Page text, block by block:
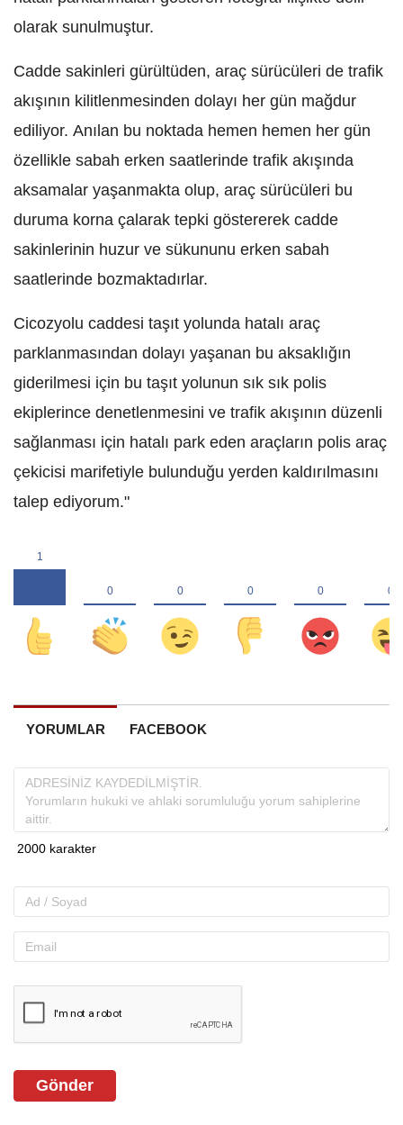
olarak sunulmuştur.
Cadde sakinleri gürültüden, araç sürücüleri de trafik
akışının kilitlenmesinden dolayı her gün mağdur
ediliyor. Anılan bu noktada hemen hemen her gün
özellikle sabah erken saatlerinde trafik akışında
aksamalar yaşanmakta olup, araç sürücüleri bu
duruma korna çalarak tepki göstererek cadde
sakinlerinin huzur ve sükununu erken sabah
saatlerinde bozmaktadırlar.
Cicozyolu caddesi taşıt yolunda hatalı araç
parklanmasından dolayı yaşanan bu aksaklığın
giderilmesi için bu taşıt yolunun sık sık polis
ekiplerince denetlenmesini ve trafik akışının düzenli
sağlanması için hatalı park eden araçların polis araç
çekicisi marifetiyle bulunduğu yerden kaldırılmasını
talep ediyorum."
YORUMLAR FACEBOOK
Gönder